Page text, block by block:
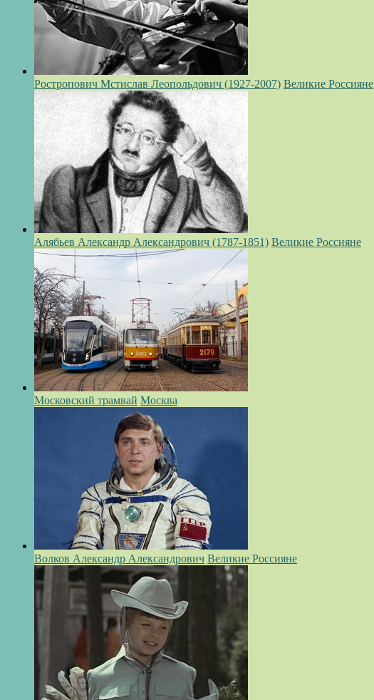
Ростропович Мстислав Леопольдович (1927-2007) Великие Россияне
Алябьев Александр Александрович (1787-1851) Великие Россияне
Московский трамвай Москва
Волков Александр Александрович Великие Россияне